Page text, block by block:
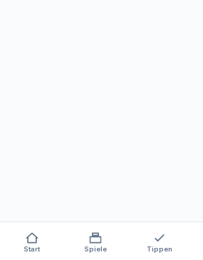
Start Spiele Tippen